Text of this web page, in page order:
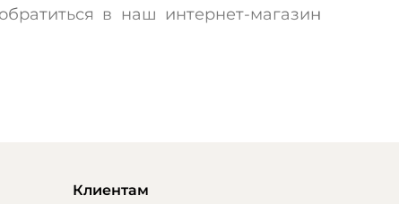
в наш интернет-магазин
Клиентам